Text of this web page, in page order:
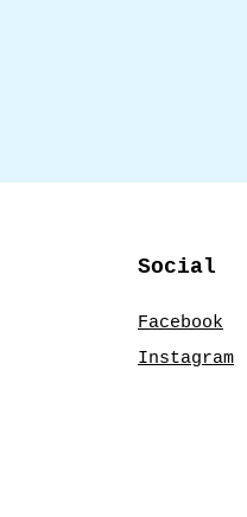
Social
Facebook
Instagram